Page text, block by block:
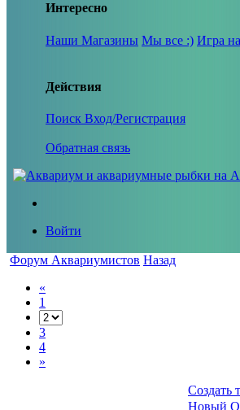
Интересно
Наши Магазины Мы все :) Игра
Действия
Поиск Вход/Регистрация
Обратная связь
Войти
Форум Аквариумистов Назад
«
1
3
4
»
Создать
Новый